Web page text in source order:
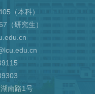
（本科）
（研究生）
南路1号